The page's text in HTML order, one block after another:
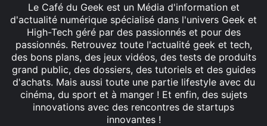
Le Café du Geek est un Média d'information et
d'actualité numérique spécialisé dans l'univers Geek et
High-Tech géré par des passionnés et pour des
passionnés. Retrouvez toute l'actualité geek et tech,
des bons plans, des jeux vidéos, des tests de produits
grand public, des dossiers, des tutoriels et des guides
d'achats. Mais aussi toute une partie lifestyle avec du
cinéma, du sport et à manger ! Et enfin, des sujets
innovations avec des rencontres de startups
innovantes !